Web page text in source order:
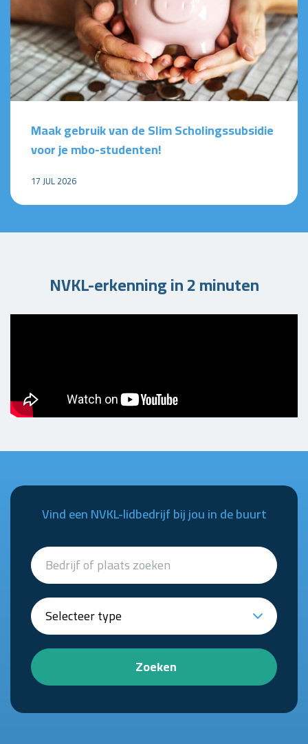
Maak gebruik van de Slim Scholingssubsidie
voor je mbo-studenten!
17 JUL 2026
NVKL-erkenning in 2 minuten
Vind een NVKL-lidbedrijf bij jou in de buurt
Zoeken